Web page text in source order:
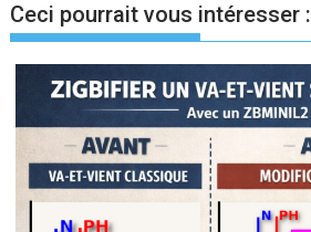
Ceci pourrait vous intéresser :